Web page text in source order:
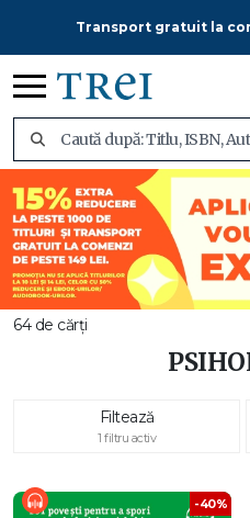
Transport gratuit la
64 de cărți
Filtează
1 filtru activ
-40%